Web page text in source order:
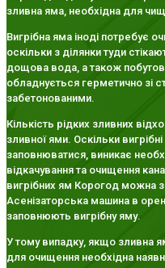
зливна яма, необхідна для
Вигрібна яма іноді потребує
оскільки з ділянки туди
дощова вода, а також
обладнується герметично зі
забетонованими.
Кількість рідких зливних
зливної ями. Оскільки
заповнюватися, виникає
відкачування та очищення
вигрібних ям Корогод можна
Асенізаторська машина в
заповнюють вигрібну яму.
У тому випадку, якщо зливна
для очищення необхідна